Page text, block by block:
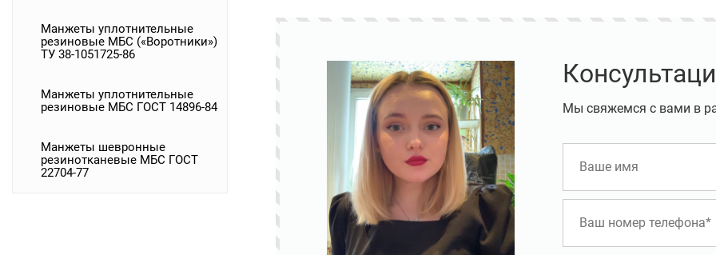
Манжеты уплотнительные
резиновые МБС («Воротники»)
ТУ 38-1051725-86
Манжеты уплотнительные
резиновые МБС ГОСТ 14896-84
Манжеты шевронные
резинотканевые МБС ГОСТ
22704-77
Мы свяжемся с вами в